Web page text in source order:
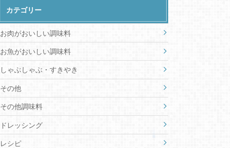
カテゴリー
お肉がおいしい調味料
お魚がおいしい調味料
しゃぶしゃぶ・すきやき
その他
その他調味料
ドレッシング
レシピ